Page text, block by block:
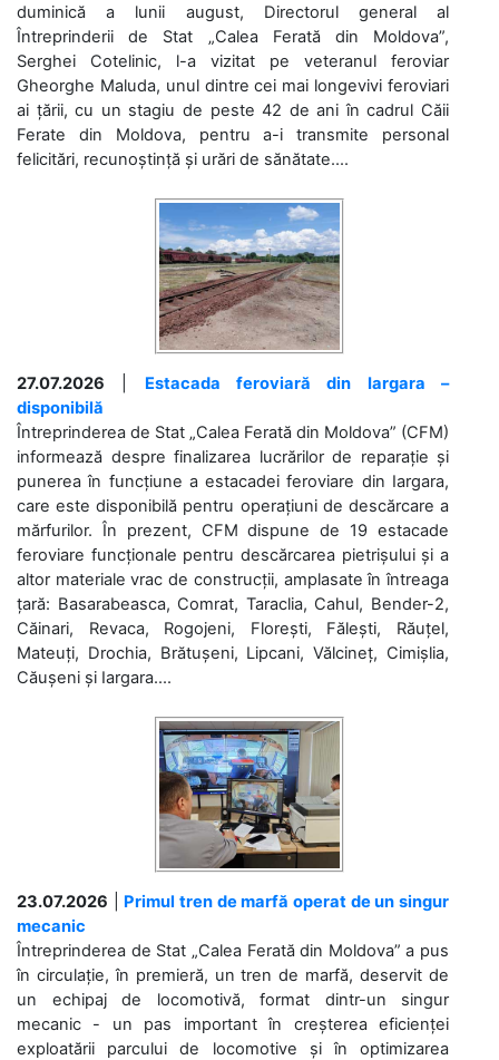
duminică a lunii august, Directorul general al
Întreprinderii de Stat „Calea Ferată din Moldova”,
Serghei Cotelinic, l-a vizitat pe veteranul feroviar
Gheorghe Maluda, unul dintre cei mai longevivi feroviari
ai țării, cu un stagiu de peste 42 de ani în cadrul Căii
Ferate din Moldova, pentru a-i transmite personal
felicitări, recunoștință și urări de sănătate....
27.07.2026
Estacada feroviară din Iargara –
disponibilă
Întreprinderea de Stat „Calea Ferată din Moldova” (CFM)
informează despre finalizarea lucrărilor de reparație și
punerea în funcțiune a estacadei feroviare din Iargara,
care este disponibilă pentru operațiuni de descărcare a
mărfurilor. În prezent, CFM dispune de 19 estacade
feroviare funcționale pentru descărcarea pietrișului și a
altor materiale vrac de construcții, amplasate în întreaga
țară: Basarabeasca, Comrat, Taraclia, Cahul, Bender-2,
Căinari, Revaca, Rogojeni, Florești, Fălești, Răuțel,
Mateuți, Drochia, Brătușeni, Lipcani, Vălcineț, Cimișlia,
Căușeni și Iargara....
23.07.2026
Primul tren de marfă operat de un singur
mecanic
Întreprinderea de Stat „Calea Ferată din Moldova” a pus
în circulație, în premieră, un tren de marfă, deservit de
un echipaj de locomotivă, format dintr-un singur
mecanic - un pas important în creșterea eficienței
exploatării parcului de locomotive și în optimizarea